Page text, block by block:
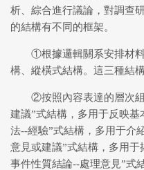
析、綜合進行議論，對調查
的結構有不同的框架。
①根據邏輯關系安排材
構、縱橫式結構。這三種結
②按照內容表達的層次
建議”式結構，多用于反映
法--經驗”式結構，多用于介
意見或建議”式結構，多用
事件性質結論--處理意見”式